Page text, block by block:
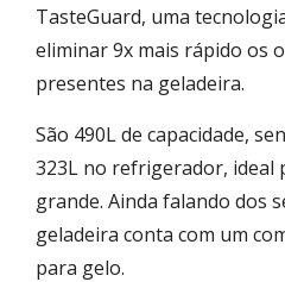
TasteGuard, uma
eliminar 9x mais rápido os
presentes na geladeira.
São 490L de capacidade,
323L no refrigerador, ideal
grande. Ainda falando dos
geladeira conta com um
para gelo.